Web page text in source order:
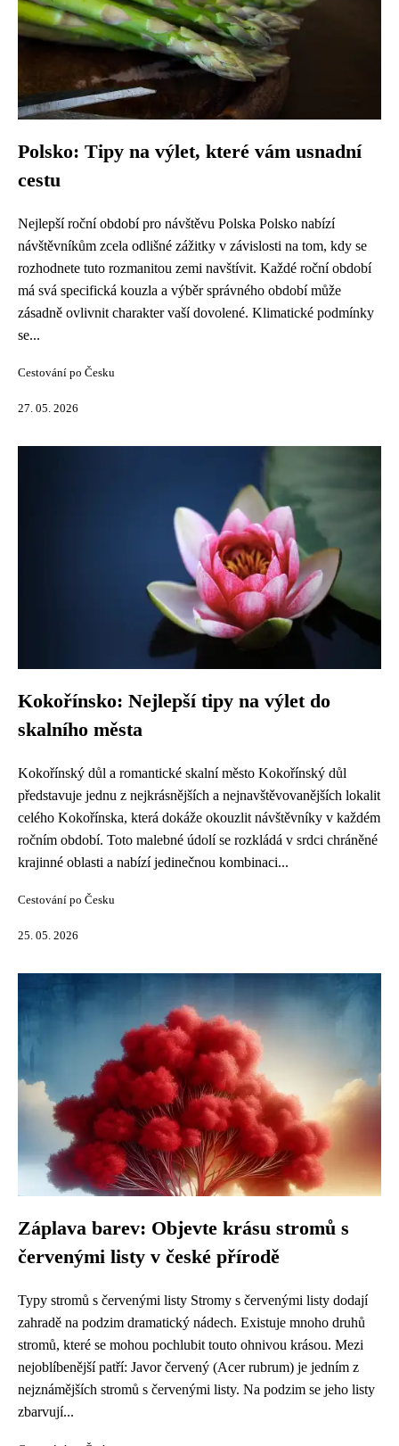
Polsko: Tipy na výlet, které vám usnadní
cestu
Nejlepší roční období pro návštěvu Polska Polsko nabízí
návštěvníkům zcela odlišné zážitky v závislosti na tom, kdy se
rozhodnete tuto rozmanitou zemi navštívit. Každé roční období
má svá specifická kouzla a výběr správného období může
zásadně ovlivnit charakter vaší dovolené. Klimatické podmínky
se...
Cestování po Česku
27. 05. 2026
Kokořínsko: Nejlepší tipy na výlet do
skalního města
Kokořínský důl a romantické skalní město Kokořínský důl
představuje jednu z nejkrásnějších a nejnavštěvovanějších lokalit
celého Kokořínska, která dokáže okouzlit návštěvníky v každém
ročním období. Toto malebné údolí se rozkládá v srdci chráněné
krajinné oblasti a nabízí jedinečnou kombinaci...
Cestování po Česku
25. 05. 2026
Záplava barev: Objevte krásu stromů s
červenými listy v české přírodě
Typy stromů s červenými listy Stromy s červenými listy dodají
zahradě na podzim dramatický nádech. Existuje mnoho druhů
stromů, které se mohou pochlubit touto ohnivou krásou. Mezi
nejoblíbenější patří: Javor červený (Acer rubrum) je jedním z
nejznámějších stromů s červenými listy. Na podzim se jeho listy
zbarvují...